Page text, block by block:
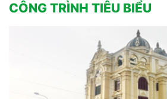
CÔNG TRÌNH TIÊU BIỂU